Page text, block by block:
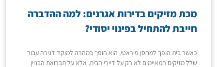
מכת מזיקים בדירות אגרנים: למה ההדברה
חייבת להתחיל בפינוי יסודי?
כאשר בית הופך למחסן פיראטי, הוא הופך במהרה למוקד דגירה עבור
שלל מזיקים המאיימים לא רק על דיירי הבית, אלא על תברואת הבניין